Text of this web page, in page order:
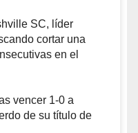
SC, líder
cortar una
en el
vencer 1-0 a
de su título de